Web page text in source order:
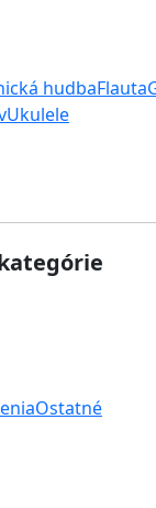
hudbaFlauta
Ukulele
Ostatné